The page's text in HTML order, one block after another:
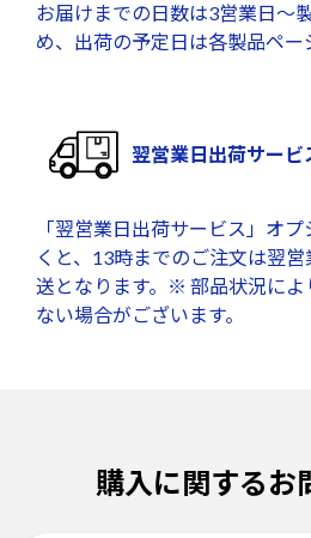
お届けまでの日数は3営業日～
め、出荷の予定日は各製品ペー
翌営業日出荷サービ
「翌営業日出荷サービス」オ
くと、13時までのご注文は翌
送となります。※ 部品状況によ
ない場合がございます。
購入に関するお